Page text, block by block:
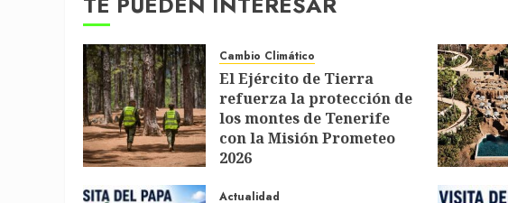
Cambio Climático
El Ejército de Tierra
refuerza la protección de
los montes de Tenerife
con la Misión Prometeo
2026
Actualidad